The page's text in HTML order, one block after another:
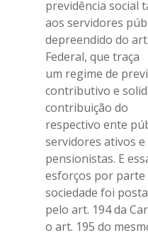
previdência social
aos servidores
depreendido do
Federal, que traça
um regime de
contributivo e
contribuição do
respectivo ente
servidores ativos
pensionistas. E
esforços por parte
sociedade foi
pelo art. 194 da
o art. 195 do